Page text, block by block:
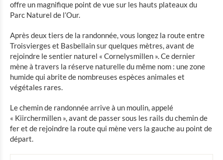
offre un magnifique point de vue sur les hauts plateaux du
Parc Naturel de l’Our.
Après deux tiers de la randonnée, vous longez la route entre
Troisvierges et Basbellain sur quelques mètres, avant de
rejoindre le sentier naturel « Cornelysmillen ». Ce dernier
mène à travers la réserve naturelle du même nom : une zone
humide qui abrite de nombreuses espèces animales et
végétales rares.
Le chemin de randonnée arrive à un moulin, appelé
« Kiirchermillen », avant de passer sous les rails du chemin de
fer et de rejoindre la route qui mène vers la gauche au point de
départ.